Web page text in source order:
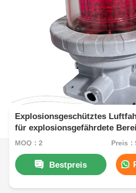
Explosionsgeschütztes
für explosionsgefährdete
2
MOQ：2 Preis
Bestpreis